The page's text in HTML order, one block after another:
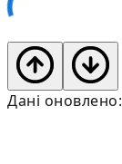
Дані оновлено: